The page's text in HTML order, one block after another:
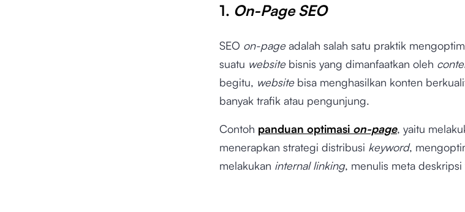
1. On-Page SEO
SEO on-pageadalah salah satu praktik
suatu websitebisnis yang dimanfaatkan oleh
begitu, websitebisa menghasilkan konten
banyak trafik atau pengunjung.
Contoh panduan optimasi on-page, yaitu
menerapkan strategi distribusi keyword,
melakukan internal linking, menulis meta